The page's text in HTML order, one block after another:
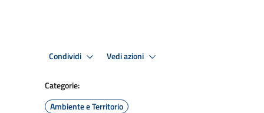
Condividi Vedi azioni
Categorie:
Ambiente e Territorio